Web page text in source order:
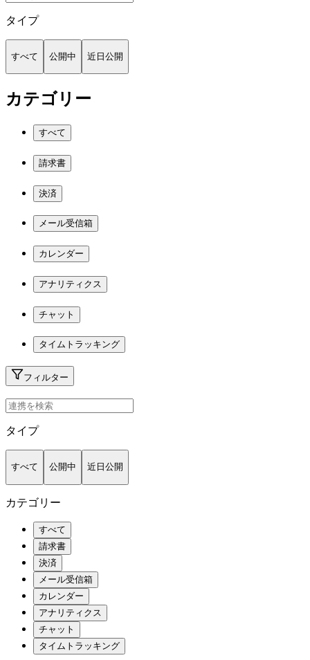
タイプ
すべて 公開中 近日公開
カテゴリー
すべて
請求書
決済
メール受信箱
カレンダー
アナリティクス
チャット
タイムトラッキング
フィルター
タイプ
すべて 公開中 近日公開
カテゴリー
すべて
請求書
決済
メール受信箱
カレンダー
アナリティクス
チャット
タイムトラッキング